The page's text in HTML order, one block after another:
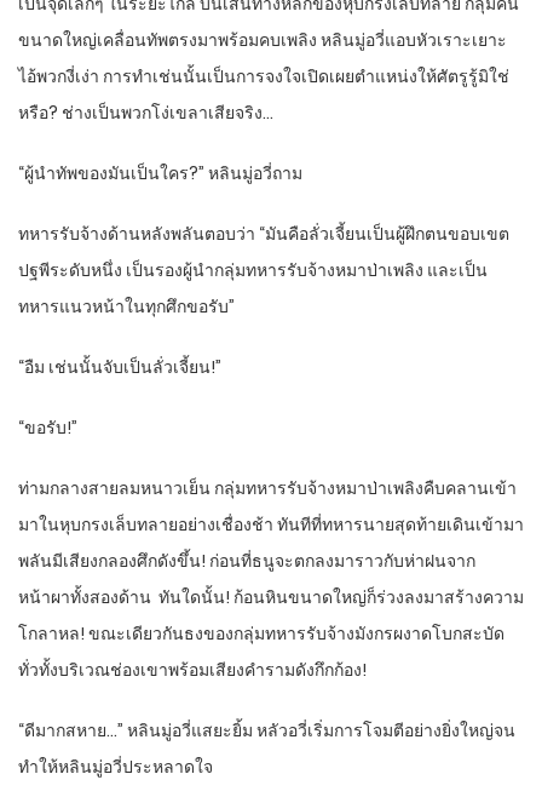
ขนาดใหญ่เคลื่อนทัพตรงมาพร้อมคบเพลิง หลินมู่อวี่แอบหัวเราะเยาะ
ไอ้พวกงี่เง่า การทำเช่นนั้นเป็นการจงใจเปิดเผยตำแหน่งให้ศัตรูรู้มิใช่
หรือ? ช่างเป็นพวกโง่เขลาเสียจริง…
“ผู้นำทัพของมันเป็นใคร?” หลินมู่อวี่ถาม
ทหารรับจ้างด้านหลังพลันตอบว่า “มันคือลั่วเจี้ยนเป็นผู้ฝึกตนขอบเขต
ปฐพีระดับหนึ่ง เป็นรองผู้นำกลุ่มทหารรับจ้างหมาป่าเพลิง และเป็น
ทหารแนวหน้าในทุกศึกขอรับ”
“อืม เช่นนั้นจับเป็นลั่วเจี้ยน!”
“ขอรับ!”
ท่ามกลางสายลมหนาวเย็น กลุ่มทหารรับจ้างหมาป่าเพลิงคืบคลานเข้า
มาในหุบกรงเล็บทลายอย่างเชื่องช้า ทันทีที่ทหารนายสุดท้ายเดินเข้ามา
พลันมีเสียงกลองศึกดังขึ้น! ก่อนที่ธนูจะตกลงมาราวกับห่าฝนจาก
หน้าผาทั้งสองด้าน ทันใดนั้น! ก้อนหินขนาดใหญ่ก็ร่วงลงมาสร้างความ
โกลาหล! ขณะเดียวกันธงของกลุ่มทหารรับจ้างมังกรผงาดโบกสะบัด
ทั่วทั้งบริเวณช่องเขาพร้อมเสียงคำรามดังกึกก้อง!
“ดีมากสหาย…” หลินมู่อวี่แสยะยิ้ม หลัวอวี่เริ่มการโจมตีอย่างยิ่งใหญ่จน
ทำให้หลินมู่อวี่ประหลาดใจ